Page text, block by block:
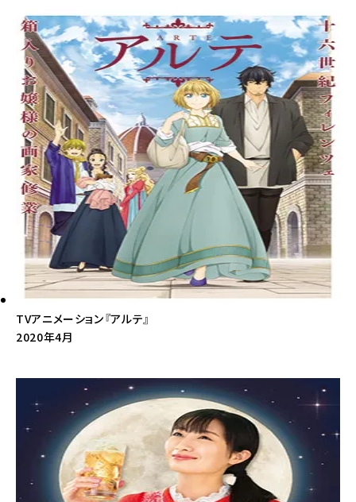
TVアニメーション『アルテ』
2020年4月